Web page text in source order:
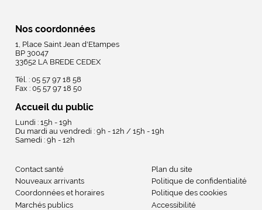
Nos coordonnées
1, Place Saint Jean d'Etampes
BP 30047
33652 LA BREDE CEDEX
Tél. : 05 57 97 18 58
Fax : 05 57 97 18 50
Accueil du public
Lundi : 15h - 19h
Du mardi au vendredi : 9h - 12h / 15h - 19h
Samedi : 9h - 12h
Contact santé
Nouveaux arrivants
Coordonnées et horaires
Marchés publics
Plan du site
Politique de confidentialité
Politique des cookies
Accessibilité